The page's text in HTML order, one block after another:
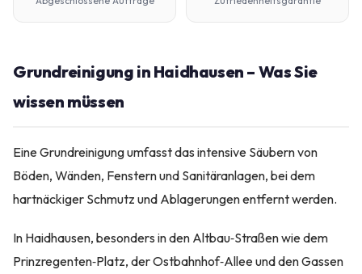
Grundreinigung in Haidhausen – Was Sie
wissen müssen
Eine Grundreinigung umfasst das intensive Säubern von
Böden, Wänden, Fenstern und Sanitäranlagen, bei dem
hartnäckiger Schmutz und Ablagerungen entfernt werden.
In Haidhausen, besonders in den Altbau‑Straßen wie dem
Prinzregenten‑Platz, der Ostbahnhof‑Allee und den Gassen